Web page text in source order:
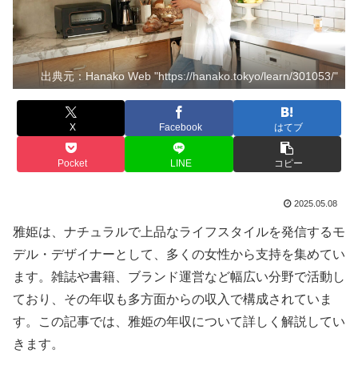
出典元：Hanako Web "https://hanako.tokyo/learn/301053/"
X Facebook はてブ
Pocket LINE コピー
2025.05.08
雅姫は、ナチュラルで上品なライフスタイルを発信するモ
デル・デザイナーとして、多くの女性から支持を集めてい
ます。雑誌や書籍、ブランド運営など幅広い分野で活動し
ており、その年収も多方面からの収入で構成されていま
す。この記事では、雅姫の年収について詳しく解説してい
きます。